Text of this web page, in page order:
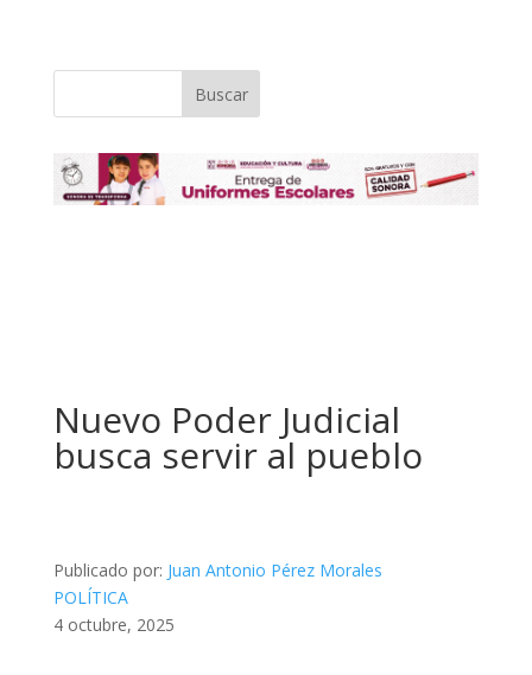
Buscar
Nuevo Poder Judicial
busca servir al pueblo
Publicado por: Juan Antonio Pérez Morales
POLÍTICA
4 octubre, 2025